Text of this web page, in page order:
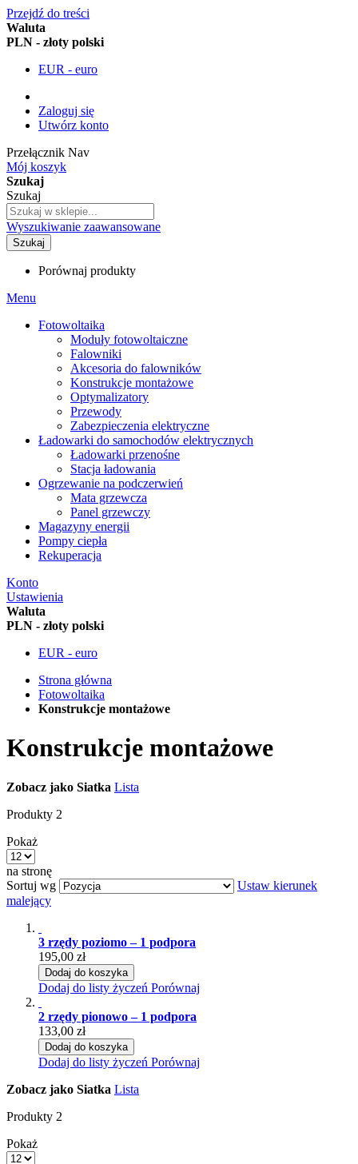
Przejdź do treści
Waluta
PLN - złoty polski
EUR - euro
Zaloguj się
Utwórz konto
Przełącznik Nav
Mój koszyk
Szukaj
Szukaj
Wyszukiwanie zaawansowane
Szukaj
Porównaj produkty
Menu
Fotowoltaika
Moduły fotowoltaiczne
Falowniki
Akcesoria do falowników
Konstrukcje montażowe
Optymalizatory
Przewody
Zabezpieczenia elektryczne
Ładowarki do samochodów elektrycznych
Ładowarki przenośne
Stacja ładowania
Ogrzewanie na podczerwień
Mata grzewcza
Panel grzewczy
Magazyny energii
Pompy ciepła
Rekuperacja
Konto
Ustawienia
Waluta
PLN - złoty polski
EUR - euro
Strona główna
Fotowoltaika
Konstrukcje montażowe
Konstrukcje montażowe
Zobacz jako Siatka Lista
Produkty 2
Pokaż
na stronę
Sortuj wg
Ustaw kierunek
malejący
3 rzędy poziomo – 1 podpora
195,00 zł
Dodaj do koszyka
Dodaj do listy życzeń Porównaj
2 rzędy pionowo – 1 podpora
133,00 zł
Dodaj do koszyka
Dodaj do listy życzeń Porównaj
Zobacz jako Siatka Lista
Produkty 2
Pokaż